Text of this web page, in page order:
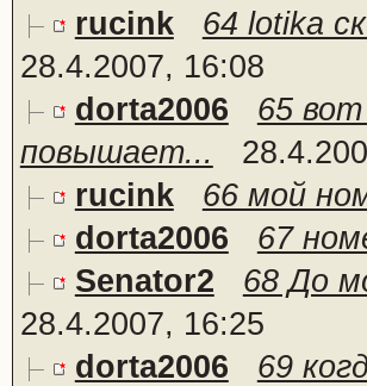
rucink
64 lotika
28.4.2007, 16:08
dorta2006
65
повышает...
rucink
66 мой
dorta2006
67
Senator2
68 До
28.4.2007, 16:25
dorta2006
69